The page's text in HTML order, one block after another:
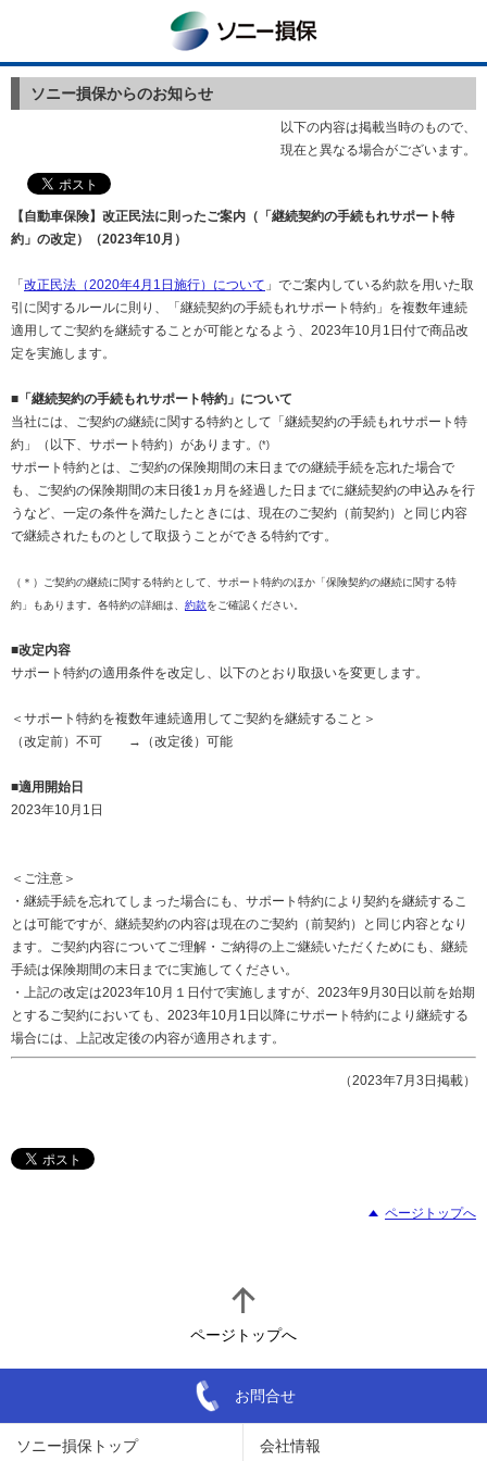
ソニー損保からのお知らせ
以下の内容は掲載当時のもので、
現在と異なる場合がございます。
【自動車保険】改正民法に則ったご案内（「継続契約の手続もれサポート特
約」の改定）（2023年10月）
「 改正民法（2020年4月1日施行）について 」でご案内している約款を用いた取
引に関するルールに則り、「継続契約の手続もれサポート特約」を複数年連続
適用してご契約を継続することが可能となるよう、2023年10月1日付で商品改
定を実施します。
■「継続契約の手続もれサポート特約」について
当社には、ご契約の継続に関する特約として「継続契約の手続もれサポート特
約」（以下、サポート特約）があります。
(*)
サポート特約とは、ご契約の保険期間の末日までの継続手続を忘れた場合で
も、ご契約の保険期間の末日後1ヵ月を経過した日までに継続契約の申込みを行
うなど、一定の条件を満たしたときには、現在のご契約（前契約）と同じ内容
で継続されたものとして取扱うことができる特約です。
（＊）ご契約の継続に関する特約として、サポート特約のほか「保険契約の継続に関する特
約」もあります。各特約の詳細は、 約款をご確認ください。
■改定内容
サポート特約の適用条件を改定し、以下のとおり取扱いを変更します。
＜サポート特約を複数年連続適用してご契約を継続すること＞
（改定前）不可 →（改定後）可能
■適用開始日
2023年10月1日
＜ご注意＞
・継続手続を忘れてしまった場合にも、サポート特約により契約を継続するこ
とは可能ですが、継続契約の内容は現在のご契約（前契約）と同じ内容となり
ます。ご契約内容についてご理解・ご納得の上ご継続いただくためにも、継続
手続は保険期間の末日までに実施してください。
・上記の改定は2023年10月１日付で実施しますが、2023年9月30日以前を始期
とするご契約においても、2023年10月1日以降にサポート特約により継続する
場合には、上記改定後の内容が適用されます。
（2023年7月3日掲載）
ページトップへ
ページトップへ
お問合せ
ソニー損保トップ 会社情報